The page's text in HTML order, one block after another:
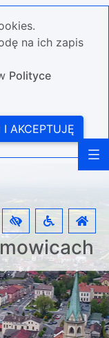
na ich zapis
Polityce
I AKCEPTUJĘ